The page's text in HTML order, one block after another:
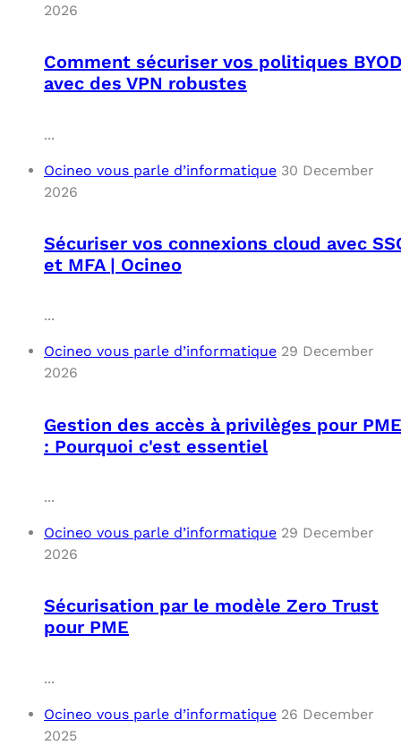
2026
Comment sécuriser vos politiques BYOD
avec des VPN robustes
...
Ocineo vous parle d’informatique 30 December
2026
Sécuriser vos connexions cloud avec
et MFA | Ocineo
...
Ocineo vous parle d’informatique 29 December
2026
Gestion des accès à privilèges pour PME
: Pourquoi c'est essentiel
...
Ocineo vous parle d’informatique 29 December
2026
Sécurisation par le modèle Zero Trust
pour PME
...
Ocineo vous parle d’informatique 26 December
2025